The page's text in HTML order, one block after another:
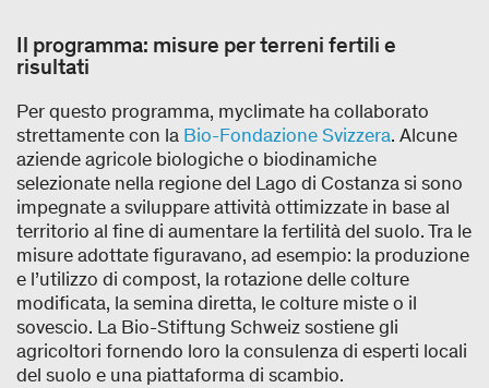
Il programma: misure per terreni fertili e
risultati
Per questo programma, myclimate ha collaborato
strettamente con la Bio-Fondazione Svizzera. Alcune
aziende agricole biologiche o biodinamiche
selezionate nella regione del Lago di Costanza si sono
impegnate a sviluppare attività ottimizzate in base al
territorio al fine di aumentare la fertilità del suolo. Tra le
misure adottate figuravano, ad esempio: la produzione
e l’utilizzo di compost, la rotazione delle colture
modificata, la semina diretta, le colture miste o il
sovescio. La Bio-Stiftung Schweiz sostiene gli
agricoltori fornendo loro la consulenza di esperti locali
del suolo e una piattaforma di scambio.